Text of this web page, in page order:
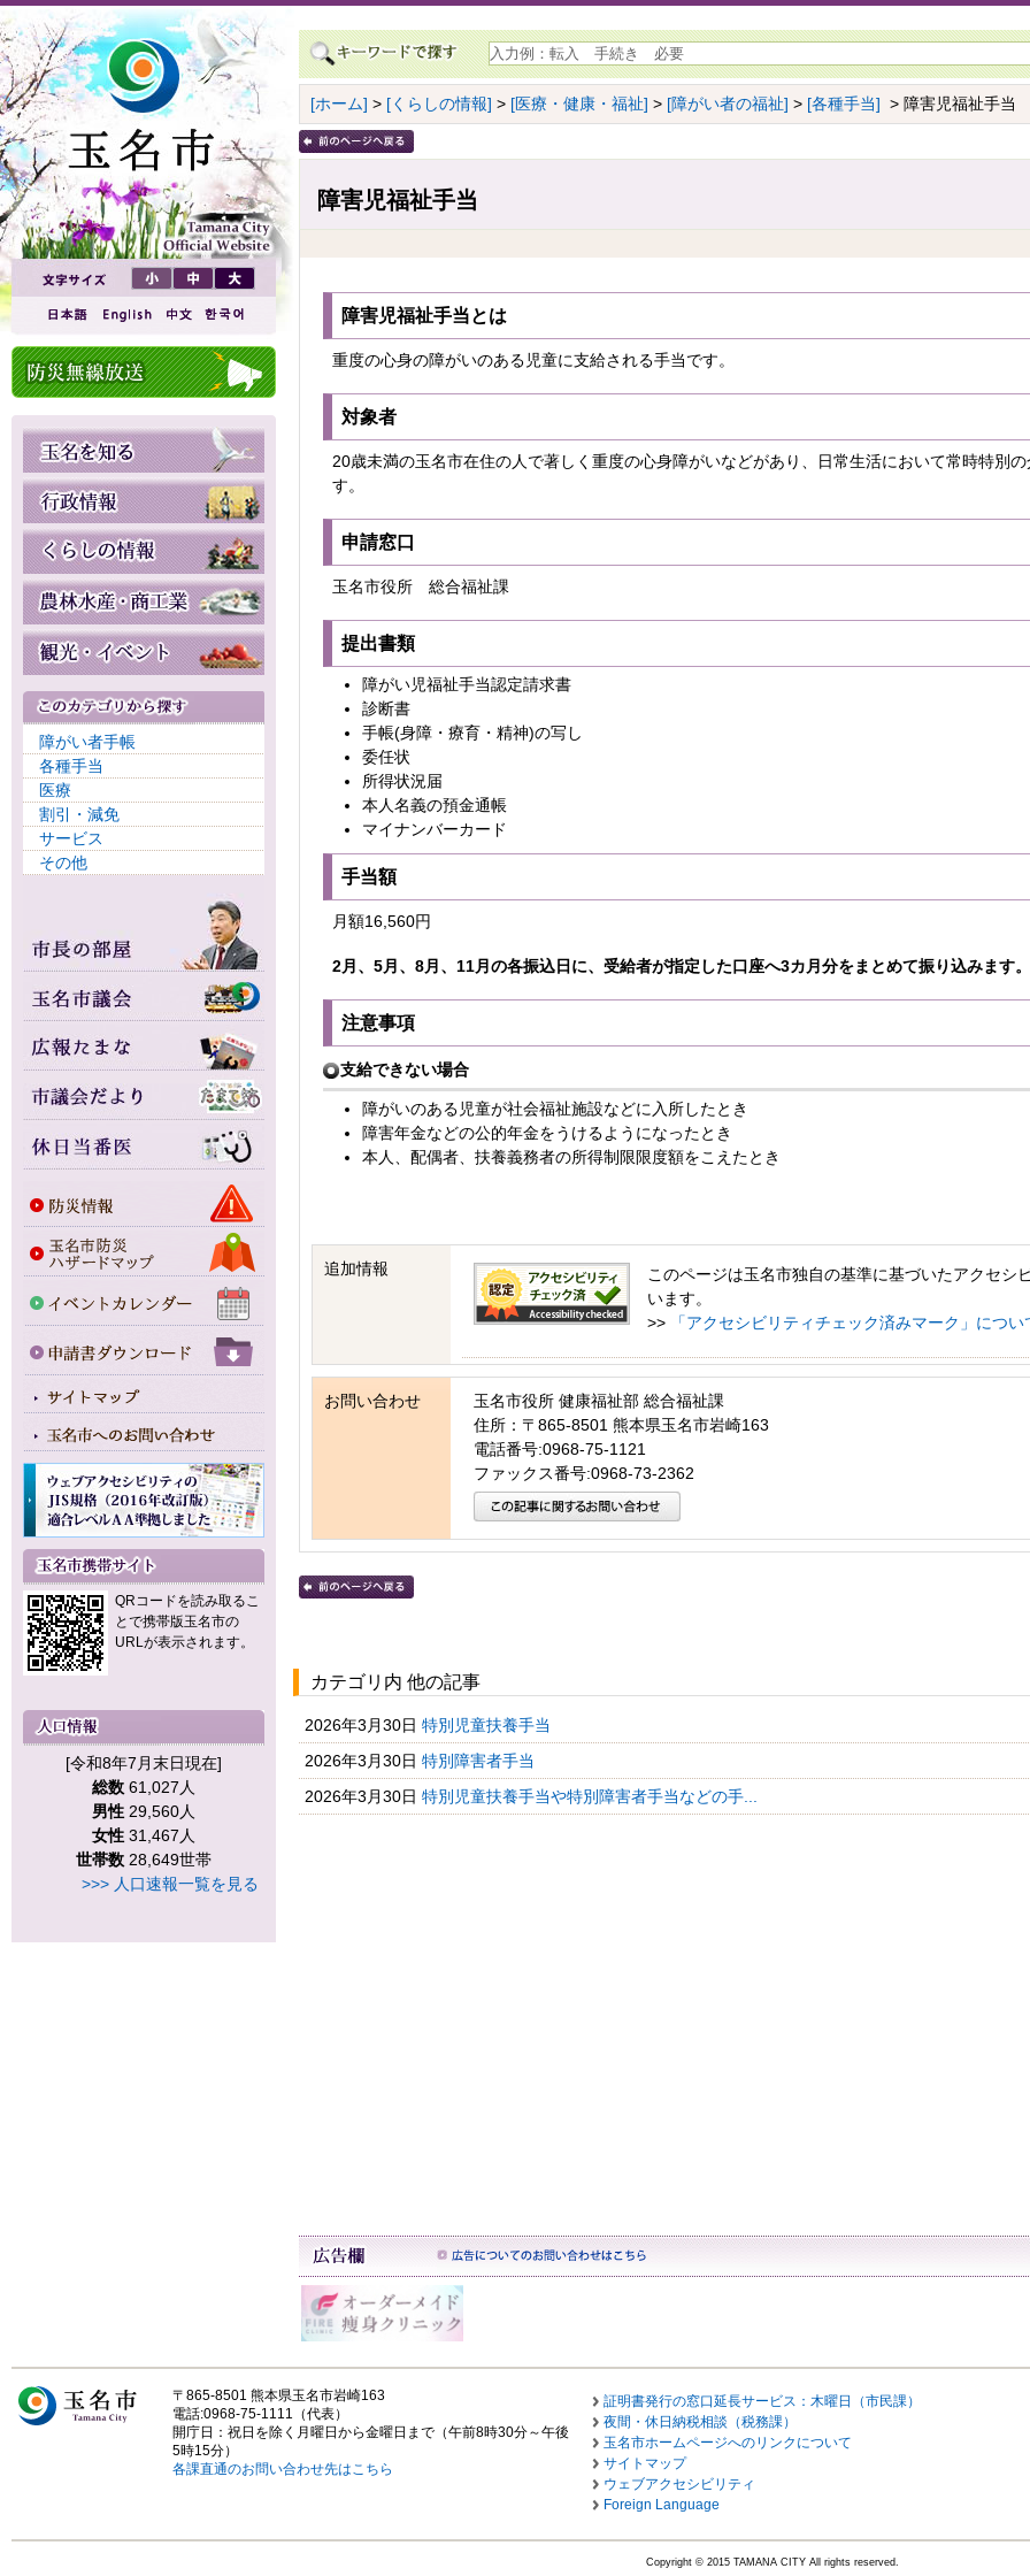
障がい者手帳
各種手当
医療
割引・減免
サービス
その他
QRコードを読み取るこ
とで携帯版玉名市の
URLが表示されます。
[令和8年7月末日現在]
総数 61,027人
男性 29,560人
女性 31,467人
世帯数 28,649世帯
>>> 人口速報一覧を見る
[ホーム] > [くらしの情報] > [医療・健康・福祉] > [障がい者の福祉] > [各種手当] > 障害児福祉手当
障害児福祉手当
障害児福祉手当とは
重度の心身の障がいのある児童に支給される手当です。
対象者
20歳未満の玉名市在住の人で著しく重度の心身障がいなどがあり、日常生活において常時特別
す。
申請窓口
玉名市役所 総合福祉課
提出書類
障がい児福祉手当認定請求書
診断書
手帳(身障・療育・精神)の写し
委任状
所得状況届
本人名義の預金通帳
マイナンバーカード
手当額
月額16,560円
2月、5月、8月、11月の各振込日に、受給者が指定した口座へ3カ月分をまとめて振り込みます。
注意事項
支給できない場合
障がいのある児童が社会福祉施設などに入所したとき
障害年金などの公的年金をうけるようになったとき
本人、配偶者、扶養義務者の所得制限限度額をこえたとき
追加情報
このページは玉名市独自の基準に基づいたアクセシ
います。
>>
「アクセシビリティチェック済みマーク」につい
お問い合わせ
玉名市役所 健康福祉部 総合福祉課
住所：〒865-8501 熊本県玉名市岩崎163
電話番号:0968-75-1121
ファックス番号:0968-73-2362
カテゴリ内 他の記事
2026年3月30日 特別児童扶養手当
2026年3月30日 特別障害者手当
2026年3月30日 特別児童扶養手当や特別障害者手当などの手...
〒865-8501 熊本県玉名市岩崎163
電話:0968-75-1111（代表）
開庁日：祝日を除く月曜日から金曜日まで（午前8時30分～午後
5時15分）
各課直通のお問い合わせ先はこちら
証明書発行の窓口延長サービス：木曜日（市民課）
夜間・休日納税相談（税務課）
玉名市ホームページへのリンクについて
サイトマップ
ウェブアクセシビリティ
Foreign Language
Copyright © 2015 TAMANA CITY All rights reserved.